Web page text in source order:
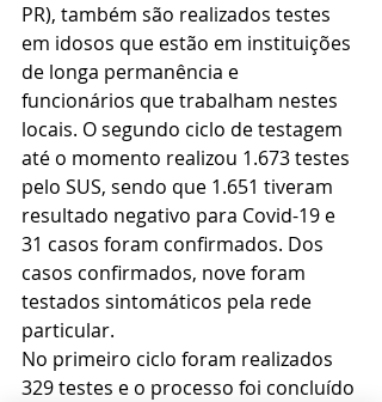
PR), também são realizados testes
em idosos que estão em instituições
de longa permanência e
funcionários que trabalham nestes
locais. O segundo ciclo de testagem
até o momento realizou 1.673 testes
pelo SUS, sendo que 1.651 tiveram
resultado negativo para Covid-19 e
31 casos foram confirmados. Dos
casos confirmados, nove foram
testados sintomáticos pela rede
particular.
No primeiro ciclo foram realizados
329 testes e o processo foi concluído